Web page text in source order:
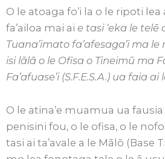
O le atoaga fo’i la o le ripoti lea
fa’ailoa mai ai e tasi ‘eka le telē
Tuana’imato fa’afesaga’i ma le
isi lālā o le Ofisa o Tineimū ma
Fa’afuase’i (S.F.E.S.A.) ua faia ai
O le atina’e muamua ua
penisini fou, o le ofisa, o le
tasi ai ta’avale a le Mālō (Base